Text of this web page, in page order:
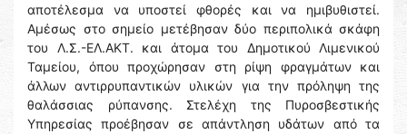
αποτέλεσμα να υποστεί φθορές και να ημιβυθιστεί.
Αμέσως στο σημείο μετέβησαν δύο περιπολικά σκάφη
του Λ.Σ.-ΕΛ.ΑΚΤ. και άτομα του Δημοτικού Λιμενικού
Ταμείου, όπου προχώρησαν στη ρίψη φραγμάτων και
άλλων αντιρρυπαντικών υλικών για την πρόληψη της
θαλάσσιας ρύπανσης. Στελέχη της Πυροσβεστικής
Υπηρεσίας προέβησαν σε απάντληση υδάτων από τα